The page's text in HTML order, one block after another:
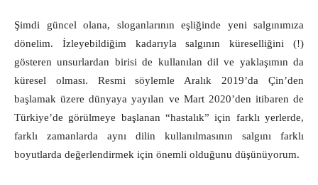
Şimdi güncel olana, sloganlarının eşliğinde yeni salgınımıza
dönelim. İzleyebildiğim kadarıyla salgının küreselliğini (!)
gösteren unsurlardan birisi de kullanılan dil ve yaklaşımın da
küresel olması. Resmi söylemle Aralık 2019’da Çin’den
başlamak üzere dünyaya yayılan ve Mart 2020’den itibaren de
Türkiye’de görülmeye başlanan “hastalık” için farklı yerlerde,
farklı zamanlarda aynı dilin kullanılmasının salgını farklı
boyutlarda değerlendirmek için önemli olduğunu düşünüyorum.